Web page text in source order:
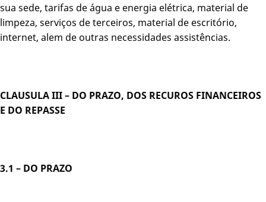
sua sede, tarifas de água e energia elétrica, material de
limpeza, serviços de terceiros, material de escritório,
internet, alem de outras necessidades assistências.
CLAUSULA III – DO PRAZO, DOS RECUROS FINANCEIROS
E DO REPASSE
3.1 – DO PRAZO